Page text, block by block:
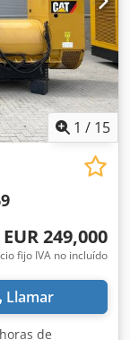
1 / 15
EUR 249,000
fijo IVA no incluído
Llamar
de